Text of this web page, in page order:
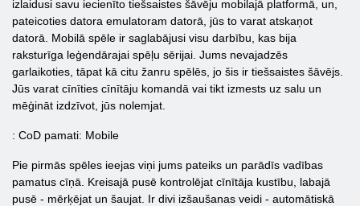
izlaidusi savu iecienīto tiešsaistes šāvēju mobilajā platformā, un,
pateicoties datora emulatoram datorā, jūs to varat atskaņot
datorā. Mobilā spēle ir saglabājusi visu darbību, kas bija
raksturīga leģendārajai spēļu sērijai. Jums nevajadzēs
garlaikoties, tāpat kā citu žanru spēlēs, jo šis ir tiešsaistes šāvējs.
Jūs varat cīnīties cīnītāju komandā vai tikt izmests uz salu un
mēģināt izdzīvot, jūs nolemjat.
: CoD pamati: Mobile
Pie pirmās spēles ieejas viņi jums pateiks un parādīs vadības
pamatus cīņā. Kreisajā pusē kontrolējat cīnītāja kustību, labajā
pusē - mērķējat un šaujat. Ir divi izšaušanas veidi - automātiskā